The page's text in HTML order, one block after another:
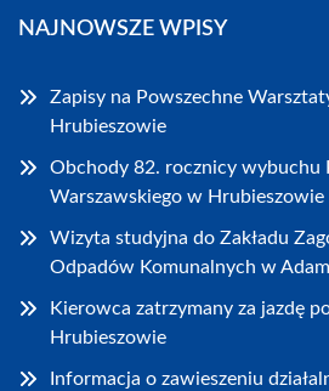
NAJNOWSZE WPISY
Zapisy na Powszechne
Hrubieszowie
Obchody 82. rocznicy wybuchu
Warszawskiego w Hrubieszowie
Wizyta studyjna do Zakładu
Odpadów Komunalnych w
Kierowca zatrzymany za jazdę
Hrubieszowie
Informacja o zawieszeniu